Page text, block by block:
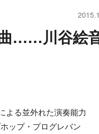
……川谷絵
よる並外れた演奏能力
ップ・プログレバン